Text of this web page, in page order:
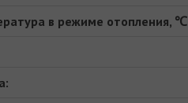
в режиме отопления, ℃